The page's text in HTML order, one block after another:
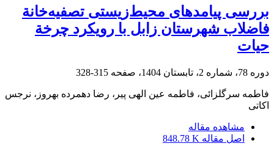
بررسی پیامدهای محیط‌زیستی تصفیه‌خانة
فاضلاب شهرستان زابل با رویکرد چرخة
حیات
دوره 78، شماره 2، تابستان 1404، صفحه 315-328
فاطمه سرگلزائی، فاطمه عین الهی پیر، رضا دهمرده بهروز، نرجس
اکاتی
مشاهده مقاله
اصل مقاله 848.78 K